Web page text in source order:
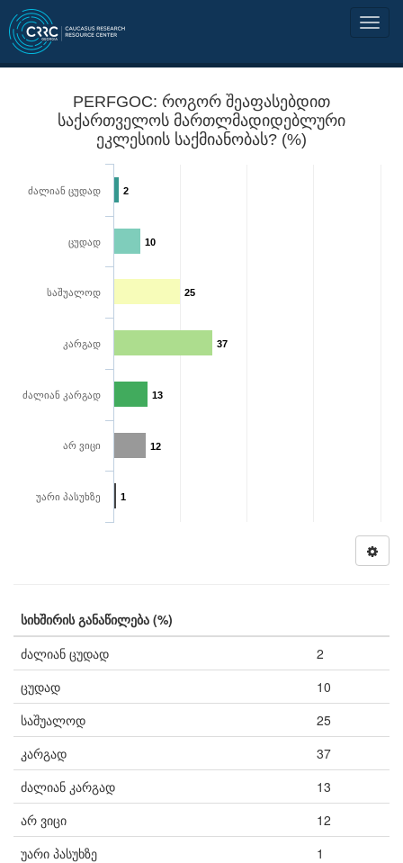
PERFGOC: როგორ შეაფასებდით
საქართველოს მართლმადიდებლური
ეკლესიის საქმიანობას? (%)
2
10
25
37
13
12
1
ძალიან ცუდად
ცუდად
საშუალოდ
კარგად
ძალიან კარგად
არ ვიცი
უარი პასუხზე
სიხშირის განაწილება (%)
ძალიან ცუდად
2
ცუდად
10
საშუალოდ
25
კარგად
37
ძალიან კარგად
13
არ ვიცი
12
უარი პასუხზე
1